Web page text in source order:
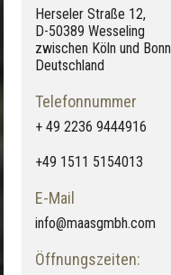
Herseler Straße 12,
D-50389 Wesseling
zwischen Köln und
Deutschland
Telefonnummer
+ 49 2236 9444916
+49 1511 5154013
E-Mail
info@maasgmbh.com
Öffnungszeiten: